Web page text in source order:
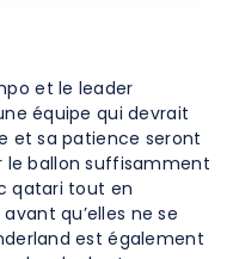
et le leader
équipe qui devrait
et sa patience seront
le ballon suffisamment
qatari tout en
qu’elles ne se
est également